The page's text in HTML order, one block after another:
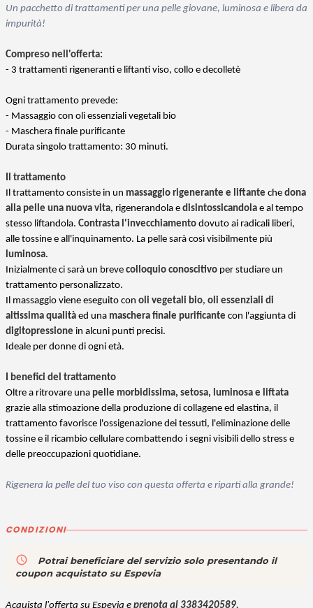
Un pacchetto di trattamenti per una pelle giovane, luminosa e libera da
impurità!
Compreso nell'offerta:
- 3 trattamenti rigeneranti e liftanti viso, collo e decolletè
Ogni trattamento prevede:
- Massaggio con oli essenziali vegetali bio
- Maschera finale purificante
Durata singolo trattamento: 30 minuti.
Il trattamento
Il trattamento consiste in un massaggio rigenerante e liftante che dona
alla pelle una nuova vita, rigenerandola e disintossicandola e al tempo
stesso liftandola. Contrasta l'invecchiamento dovuto ai radicali liberi,
alle tossine e all'inquinamento. La pelle sarà così visibilmente più
luminosa.
Inizialmente ci sarà un breve colloquio conoscitivo per studiare un
trattamento personalizzato.
Il massaggio viene eseguito con oli vegetali bio, oli essenziali di
altissima qualità ed una maschera finale purificante con l'aggiunta di
digitopressione in alcuni punti precisi.
Ideale per donne di ogni età.
I benefici del trattamento
Oltre a ritrovare una pelle morbidissima, setosa, luminosa e liftata
grazie alla stimoazione della produzione di collagene ed elastina, il
trattamento favorisce l'ossigenazione dei tessuti, l'eliminazione delle
tossine e il ricambio cellulare combattendo i segni visibili dello stress e
delle preoccupazioni quotidiane.
Rigenera la pelle del tuo viso con questa offerta e riparti alla grande!
CONDIZIONI
access_time
Potrai beneficiare del servizio solo presentando il
coupon acquistato su Espevia
Acquista l'offerta su Espevia e prenota al 3383420589.